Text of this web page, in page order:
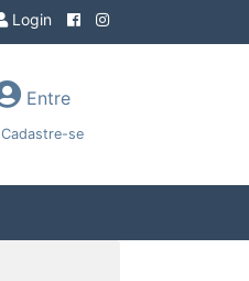
Login
Entre
Cadastre-se